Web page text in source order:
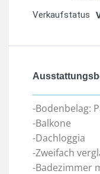
Verkaufstatus
-Bodenbelag:
-Balkone
-Dachloggia
-Zweifach
-Badezimmer